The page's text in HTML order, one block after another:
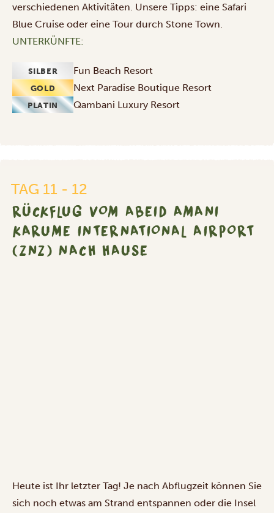
verschiedenen Aktivitäten . Unsere Tipps: eine Safari
Blue Cruise oder eine Tour durch Stone Town.
UNTERKÜNFTE:
SILBER Fun Beach Resort
GOLD Next Paradise Boutique Resort
PLATIN Qambani Luxury Resort
TAG 11 - 12
RÜCKFLUG VOM ABEID AMANI
KARUME INTERNATIONAL AIRPORT
(ZNZ) NACH HAUSE
International
Airport
(ZNZ)
nach
Hause
Heute ist Ihr letzter Tag! Je nach Abflugzeit können Sie
sich noch etwas am Strand entspannen oder die Insel